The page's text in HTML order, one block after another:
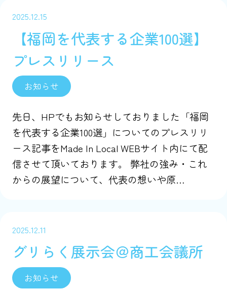
2025.12.15
【福岡を代表する企業100選】
プレスリリース
お知らせ
先日、HPでもお知らせしておりました「福岡
を代表する企業100選」についてのプレスリリ
ース記事をMade In Local WEBサイト内にて配
信させて頂いております。 弊社の強み・これ
からの展望について、代表の想いや原…
2025.12.11
グリらく展示会＠商工会議所
お知らせ